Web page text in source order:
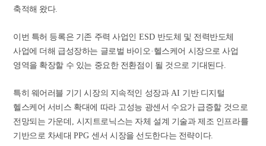
축적해 왔다.
이번 특허 등록은 기존 주력 사업인 ESD 반도체 및 전력반도체
사업에 더해 급성장하는 글로벌 바이오 · 헬스케어 시장으로 사업
영역을 확장할 수 있는 중요한 전환점이 될 것으로 기대된다.
특히 웨어러블 기기 시장의 지속적인 성장과 AI 기반 디지털
헬스케어 서비스 확대에 따라 고성능 광센서 수요가 급증할 것으로
전망되는 가운데
시지트로닉스는 자체 설계 기술과 제조 인프라를
기반으로 차세대PPG센서 시장을 선도한다는 전략이다.